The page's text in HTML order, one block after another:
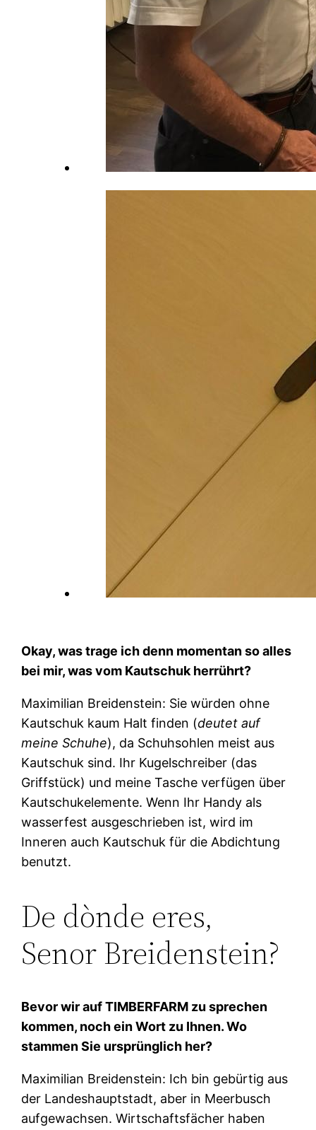
Okay, was trage ich denn momentan so alles
bei mir, was vom Kautschuk herrührt?
Maximilian Breidenstein: Sie würden ohne
Kautschuk kaum Halt finden (deutet auf
meine Schuhe), da Schuhsohlen meist aus
Kautschuk sind. Ihr Kugelschreiber (das
Griffstück) und meine Tasche verfügen über
Kautschukelemente. Wenn Ihr Handy als
wasserfest ausgeschrieben ist, wird im
Inneren auch Kautschuk für die Abdichtung
benutzt.
De dònde eres,
Senor Breidenstein?
Bevor wir auf TIMBERFARM zu sprechen
kommen, noch ein Wort zu Ihnen. Wo
stammen Sie ursprünglich her?
Maximilian Breidenstein: Ich bin gebürtig aus
der Landeshauptstadt, aber in Meerbusch
aufgewachsen. Wirtschaftsfächer haben